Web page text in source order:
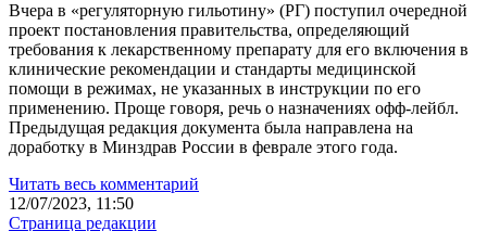
Вчера в «регуляторную гильотину» (РГ) поступил очередной
проект постановления правительства, определяющий
требования к лекарственному препарату для его включения в
клинические рекомендации и стандарты медицинской
помощи в режимах, не указанных в инструкции по его
применению. Проще говоря, речь о назначениях офф-лейбл.
Предыдущая редакция документа была направлена на
доработку в Минздрав России в феврале этого года.
Читать весь комментарий
12/07/2023, 11:50
Страница редакции